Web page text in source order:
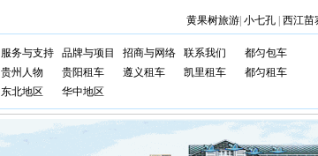
黄果树旅游| 小七孔| 西江苗
服务与支持 品牌与项目 招商与网络 联系我们
都匀包车
贵州人物 贵阳租车 遵义租车 凯里租车
都匀租车
东北地区 华中地区